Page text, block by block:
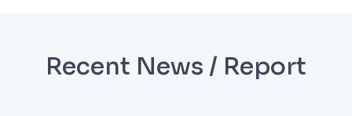
Recent News / Report